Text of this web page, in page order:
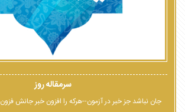
سرمقاله روز
جان نباشد جز خبر در آزمون--هرکه را افزون خبر جانش فزون